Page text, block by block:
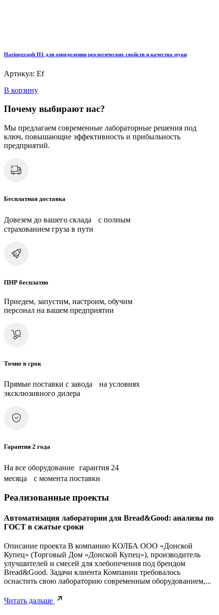
Harinograph Н1 для определения реологических свойств и качества муки
Артикул: Ef
В корзину
Почему выбирают нас?
Мы предлагаем современные лабораторные решения под
ключ, повышающие эффективность и прибыльность
предприятий.
Бесплатная доставка
Довезем до вашего склада с полным
страхованием груза в пути
ПНР бесплатно
Приедем, запустим, настроим, обучим
персонал на вашем предприятии
Точно в срок
Прямые поставки с завода на условиях
эксклюзивного дилера
Гарантия 2 года
На все оборудование гарантия 24
месяца с момента поставки
Реализованные проекты
Автоматизация лаборатории для Bread&Good: анализы по
ГОСТ в сжатые сроки
Описание проекта В компанию КОЛБА ООО «Донской
Купец» (Торговый Дом «Донской Купец»), производитель
улучшителей и смесей для хлебопечения под брендом
Bread&Good. Задачи клиента Компании требовалось
оснастить свою лабораторию современным оборудованием,...
Читать дальше